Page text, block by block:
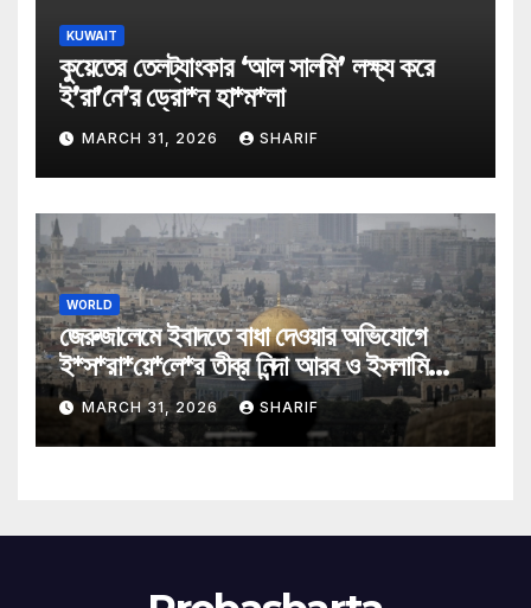
KUWAIT
কুয়েতের তেলট্যাংকার ‘আল সালমি’ লক্ষ্য করে
ই’রা’নে’র ড্রো*ন হা*ম*লা
MARCH 31, 2026 SHARIF
WORLD
জেরুজালেমে ইবাদতে বাধা দেওয়ার অভিযোগে
ই*স*রা*য়ে*লে*র তীব্র নিন্দা আরব ও ইসলামি
মন্ত্রীদের
MARCH 31, 2026 SHARIF